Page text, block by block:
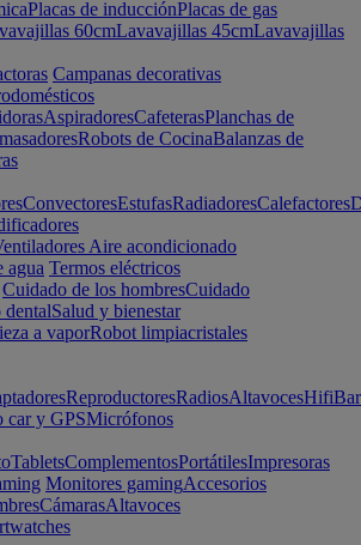
Placas de inducciónPlacas de gas
60cmLavavajillas 45cmLavavajillas
Campanas decorativas
AspiradoresCafeterasPlanchas de
Robots de CocinaBalanzas de
ConvectoresEstufasRadiadoresCalefactores
Aire acondicionado
agua Termos eléctricos
Cuidado de los hombresCuidado
dentalSalud y bienestar
a vaporRobot limpiacristales
ReproductoresRadiosAltavocesHifi
car y GPSMicrófonos
TabletsComplementosPortátilesImpresoras
Monitores gamingAccesorios
CámarasAltavoces